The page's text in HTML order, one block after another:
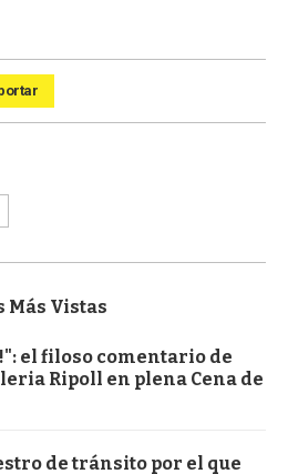
Más Vistas
el filoso comentario de
Ripoll en plena Cena de
de tránsito por el que